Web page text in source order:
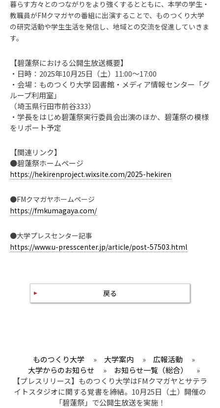
暮らす方々とのつながりをより強くするとともに、本学の学生・
教職員がFMクマガヤの番組に出演することで、ものつくり大学
の研究活動や学生生活を発信し、地域との交流を促進していきま
す。
【碧蓮祭における公開生放送概要】
・日時：2025年10月25日（土）11:00～17:00
・会場：ものつくり大学 図書館・メディア情報センター「グ
ループ利用室」
（埼玉県行田市前谷333）
・学長をはじめ碧蓮祭実行委員会出演のほか、碧蓮祭の模様
をリポート予定
【関連リンク】
●碧蓮祭ホームページ
https://hekirenproject.wixsite.com/2025-hekiren
●FMクマガヤホームページ
https://fmkumagaya.com/
●大学プレスセンター記事
https://www.u-presscenter.jp/article/post-57503.html
戻る
ものつくり大学 » 大学案内 » 広報活動
»
大学からのお知らせ
» お知らせ一覧（総合）
»
【プレスリリース】ものつくり大学はFMクマガヤとサテラ
イトスタジオに関する覚書を締結。10月25日（土）開催の
「碧蓮祭」で公開生放送を実施！